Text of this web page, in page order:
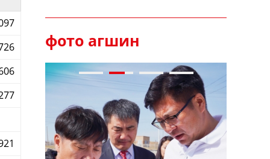
фото агшин